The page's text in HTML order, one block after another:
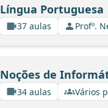
Língua Portuguesa
37 aulas Profº.
Noções de
34 aulas Vários